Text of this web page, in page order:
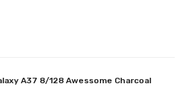
A37 8/128 Awessome Charcoal